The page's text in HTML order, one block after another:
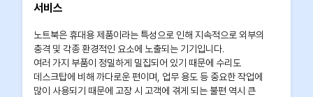
서비스
노트북은 휴대용 제품이라는 특성으로 인해 지속적으로 외부의
충격 및 각종 환경적인 요소에 노출되는 기기입니다.
여러 가지 부품이 정밀하게 밀집되어 있기 때문에 수리도
데스크탑에 비해 까다로운 편이며, 업무 용도 등 중요한 작업에
많이 사용되기 때문에 고장 시 고객에 겪게 되는 불편 역시 큰